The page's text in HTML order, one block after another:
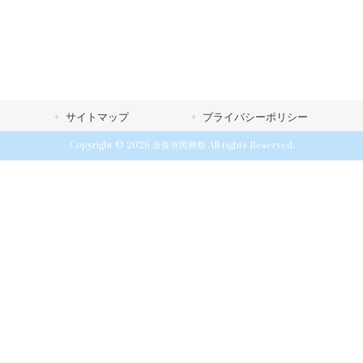
サイトマップ プライバシーポリシー
Copyright © 2026 奈良市民葬祭 All rights Reserved.